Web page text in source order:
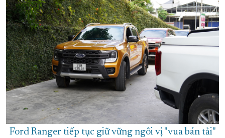
Ford Ranger tiếp tục giữ vững ngôi vị "vua bán tải"